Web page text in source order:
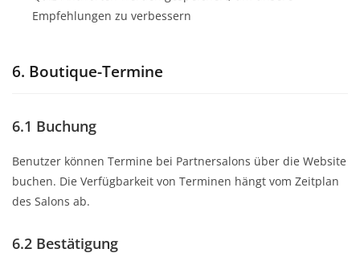
Empfehlungen zu verbessern
6. Boutique-Termine
6.1 Buchung
Benutzer können Termine bei Partnersalons über die Website
buchen. Die Verfügbarkeit von Terminen hängt vom Zeitplan
des Salons ab.
6.2 Bestätigung